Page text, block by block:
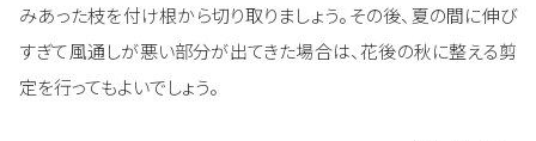
みあった枝を付け根から切り取りましょう。その後、夏の間に伸び
すぎて風通しが悪い部分が出てきた場合は、花後の秋に整える剪
定を行ってもよいでしょう。